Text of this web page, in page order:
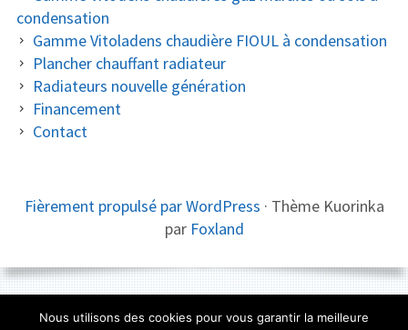
condensation
Gamme Vitoladens chaudière FIOUL à condensation
Plancher chauffant radiateur
Radiateurs nouvelle génération
Financement
Contact
CONTENU
PIED
DE
Fièrement propulsé par WordPress · Thème Kuorinka
par Foxland
Nous utilisons des cookies pour vous garantir la meilleure